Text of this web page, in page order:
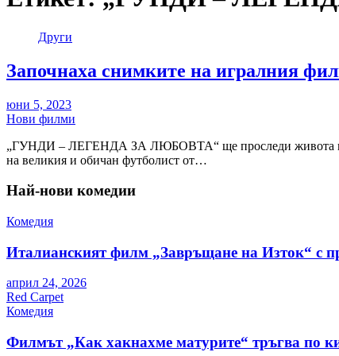
Други
Започнаха снимките на игралния
юни 5, 2023
Нови филми
„ГУНДИ – ЛЕГЕНДА ЗА ЛЮБОВТА“ ще проследи живота на
на великия и обичан футболист от…
Най-нови комедии
Комедия
Италианският филм „Завръщане на Изток“ с
април 24, 2026
Red Carpet
Комедия
Филмът „Как хакнахме матурите“ тръгва по